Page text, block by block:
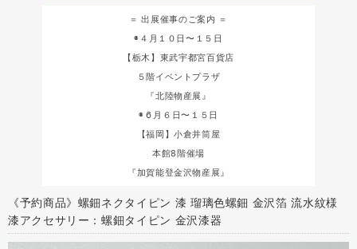
＝ 出展催事のご案内 ＝
◉４月１０日〜１５日
【栃木】東武宇都宮百貨店
５階イベントプラザ
『北陸物産展』
◉６月６日〜１５日
【福岡】小倉井筒屋
本館8階催場
『加賀能登金沢物産展』
《予約商品》螺鈿ネクタイピン 漆 瑠璃色螺鈿 金沢箔 流水紋様
漆アクセサリー：螺鈿タイピン 金沢漆器